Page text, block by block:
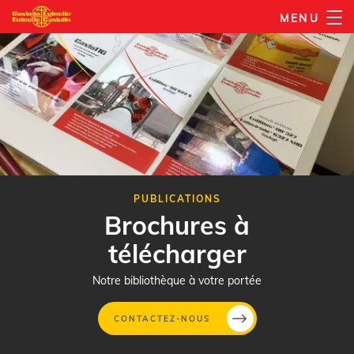
Aller
au
contenu
principal
MENU
PUBLICATIONS
Brochures à
télécharger
Notre bibliothèque à votre portée
CONTACTEZ-NOUS